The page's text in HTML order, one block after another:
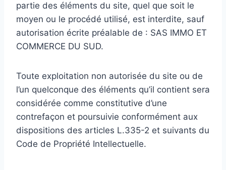
partie des éléments du site, quel que soit le
moyen ou le procédé utilisé, est interdite, sauf
autorisation écrite préalable de : SAS IMMO ET
COMMERCE DU SUD.
Toute exploitation non autorisée du site ou de
l’un quelconque des éléments qu’il contient sera
considérée comme constitutive d’une
contrefaçon et poursuivie conformément aux
dispositions des articles L.335-2 et suivants du
Code de Propriété Intellectuelle.